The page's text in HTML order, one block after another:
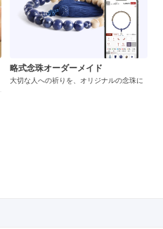
略式念珠オーダーメイド
大切な人への祈りを、オリジナルの念珠に